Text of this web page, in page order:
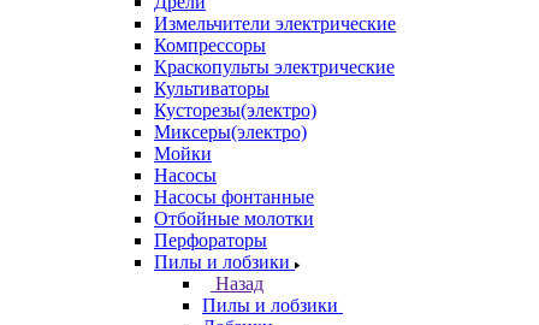
Измельчители электрические
Компрессоры
Краскопульты электрические
Культиваторы
Кусторезы(электро)
Миксеры(электро)
Мойки
Насосы
Насосы фонтанные
Отбойные молотки
Перфораторы
Пилы и лобзики
Назад
Пилы и лобзики